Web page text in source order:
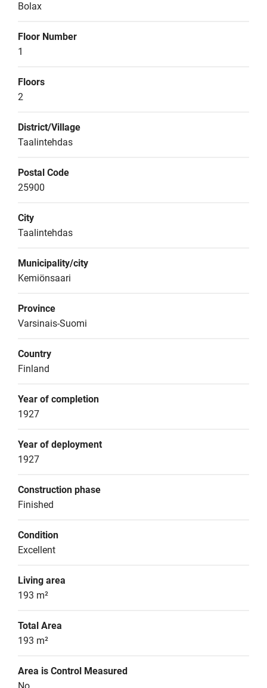
Bolax
Floor Number
1
Floors
2
District/Village
Taalintehdas
Postal Code
25900
City
Taalintehdas
Municipality/city
Kemiönsaari
Province
Varsinais-Suomi
Country
Finland
Year of completion
1927
Year of deployment
1927
Construction phase
Finished
Condition
Excellent
Living area
193 m²
Total Area
193 m²
Area is Control Measured